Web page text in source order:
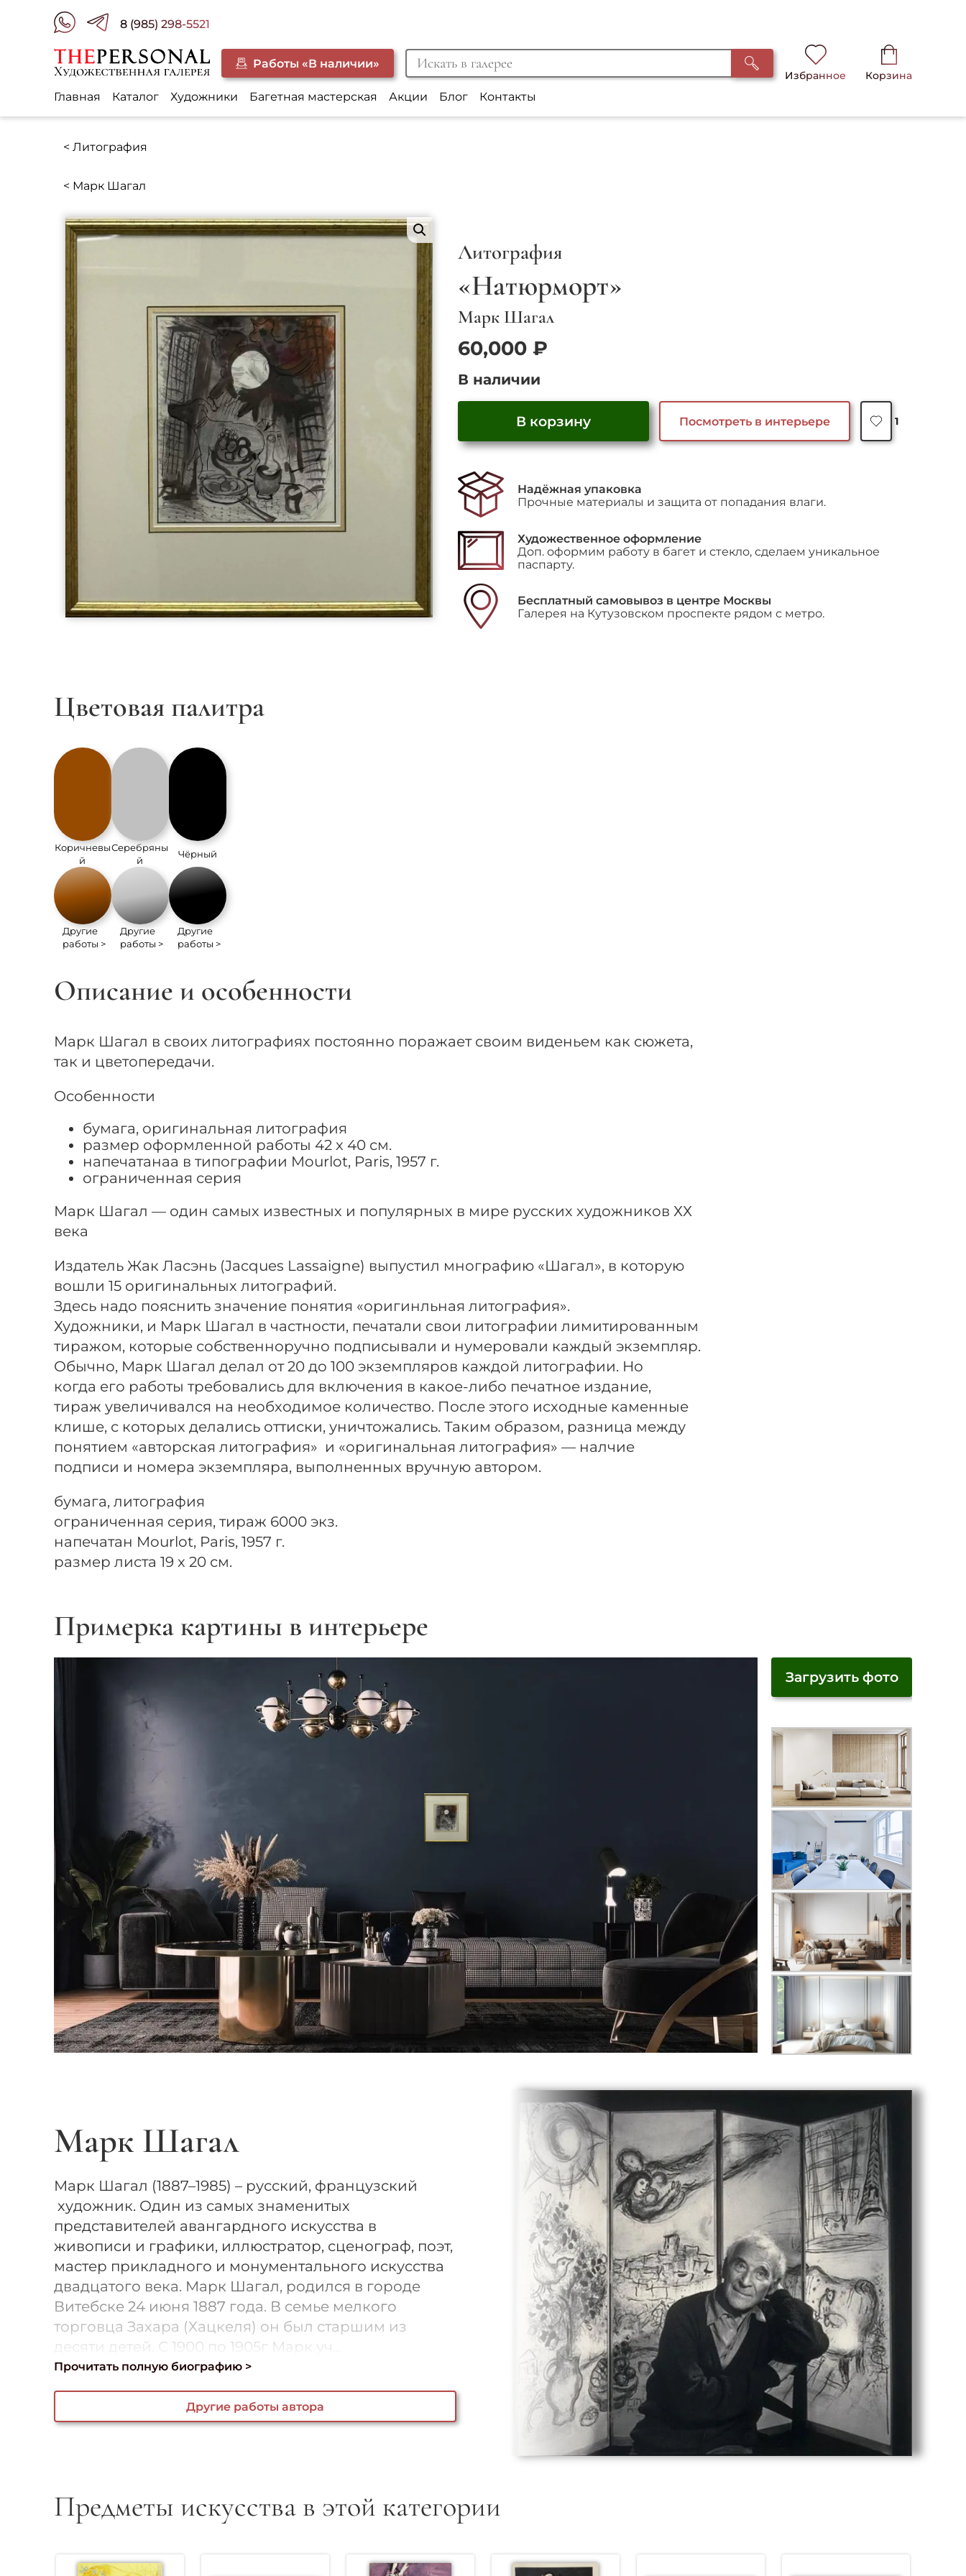
8 (985) 298-5521
Работы «В наличии»
Избранное Корзина
Главная Каталог Художники Багетная мастерская Акции Блог Контакты
< Литография
< Марк Шагал
Литография
«Натюрморт»
Марк Шагал
60,000 ₽
В наличии
Количество
"Натюрморт"
В корзину Посмотреть в интерьере 1
Надёжная упаковка
Прочные материалы и защита от попадания влаги.
Художественное оформление
Доп. оформим работу в багет и стекло, сделаем уникальное
паспарту.
Бесплатный самовывоз в центре Москвы
Галерея на Кутузовском проспекте рядом с метро.
Цветовая палитра
Коричневы
й
Другие
работы >
Серебряны
й
Другие
работы >
Чёрный
Другие
работы >
Описание и особенности
Марк Шагал в своих литографиях постоянно поражает своим виденьем как сюжета,
так и цветопередачи.
Особенности
бумага, оригинальная литография
размер оформленной работы 42 x 40 см.
напечатанаа в типографии Mourlot, Paris, 1957 г.
ограниченная серия
Марк Шагал — один самых известных и популярных в мире русских художников ХХ
века
Издатель Жак Ласэнь (Jacques Lassaigne) выпустил мнографию «Шагал», в которую
вошли 15 оригинальных литографий.
Здесь надо пояснить значение понятия «оригинльная литография».
Художники, и Марк Шагал в частности, печатали свои литографии лимитированным
тиражом, которые собственноручно подписывали и нумеровали каждый экземпляр.
Обычно, Марк Шагал делал от 20 до 100 экземпляров каждой литографии. Но
когда его работы требовались для включения в какое-либо печатное издание,
тираж увеличивался на необходимое количество. После этого исходные каменные
клише, с которых делались оттиски, уничтожались. Таким образом, разница между
понятием «авторская литография» и «оригинальная литография» — налчие
подписи и номера экземпляра, выполненных вручную автором.
бумага, литография
ограниченная серия, тираж 6000 экз.
напечатан Mourlot, Paris, 1957 г.
размер листа 19 x 20 см.
Примерка картины в интерьере
Загрузить фото
Марк Шагал
Марк Шагал (1887–1985) – русский, французский
художник. Один из самых знаменитых
представителей авангардного искусства в
живописи и графики, иллюстратор, сценограф, поэт,
мастер прикладного и монументального искусства
двадцатого века. Марк Шагал, родился в городе
Витебске 24 июня 1887 года. В семье мелкого
торговца Захара (Хацкеля) он был старшим из
десяти детей. С 1900 по 1905г Марк уч...
Прочитать полную биографию >
Другие работы автора
Предметы искусства в этой категории